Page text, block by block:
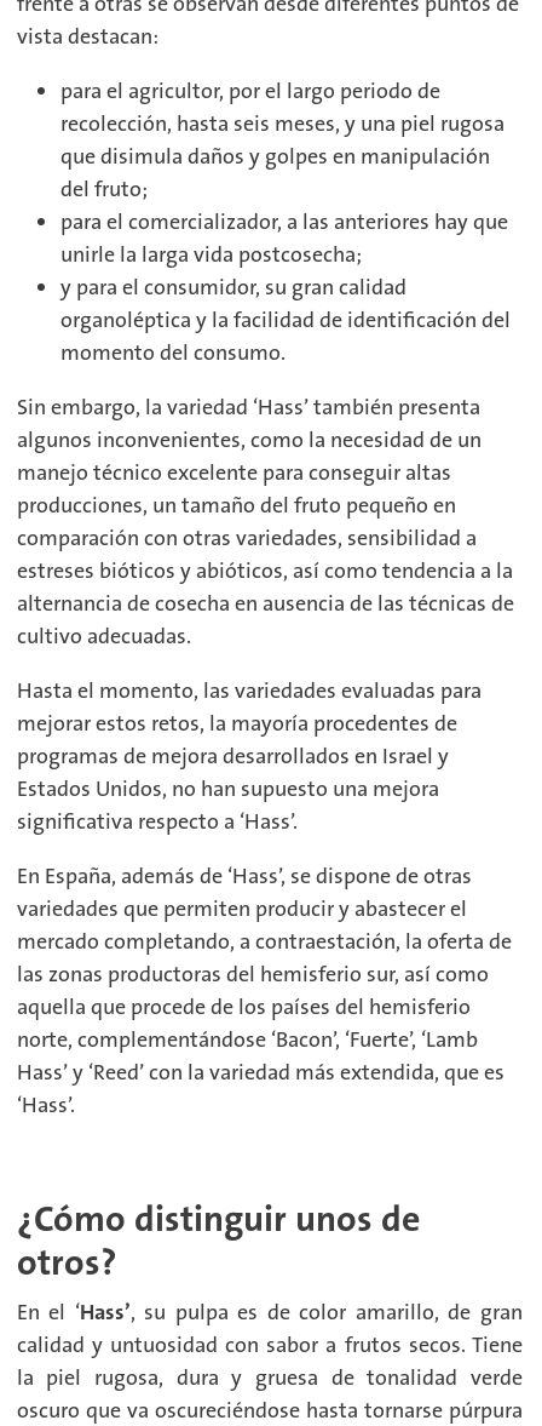
vista destacan:
para el agricultor, por el largo periodo de
recolección, hasta seis meses, y una piel rugosa
que disimula daños y golpes en manipulación
del fruto;
para el comercializador, a las anteriores hay que
unirle la larga vida postcosecha;
y para el consumidor, su gran calidad
organoléptica y la facilidad de identificación del
momento del consumo.
Sin embargo, la variedad ‘Hass’ también presenta
algunos inconvenientes, como la necesidad de un
manejo técnico excelente para conseguir altas
producciones, un tamaño del fruto pequeño en
comparación con otras variedades, sensibilidad a
estreses bióticos y abióticos, así como tendencia a la
alternancia de cosecha en ausencia de las técnicas de
cultivo adecuadas.
Hasta el momento, las variedades evaluadas para
mejorar estos retos, la mayoría procedentes de
programas de mejora desarrollados en Israel y
Estados Unidos, no han supuesto una mejora
significativa respecto a ‘Hass’.
En España, además de ‘Hass’, se dispone de otras
variedades que permiten producir y abastecer el
mercado completando, a contraestación, la oferta de
las zonas productoras del hemisferio sur, así como
aquella que procede de los países del hemisferio
norte, complementándose ‘Bacon’, ‘Fuerte’, ‘Lamb
Hass’ y ‘Reed’ con la variedad más extendida, que es
‘Hass’.
¿Cómo distinguir unos de
otros?
En el ‘Hass’, su pulpa es de color amarillo, de gran
calidad y untuosidad con sabor a frutos secos. Tiene
la piel rugosa, dura y gruesa de tonalidad verde
oscuro que va oscureciéndose hasta tornarse púrpura